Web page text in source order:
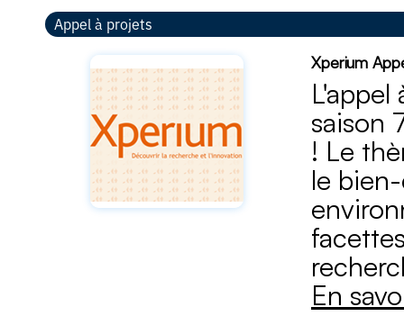
Appel à projets
Xperium
saison
! Le
le
En